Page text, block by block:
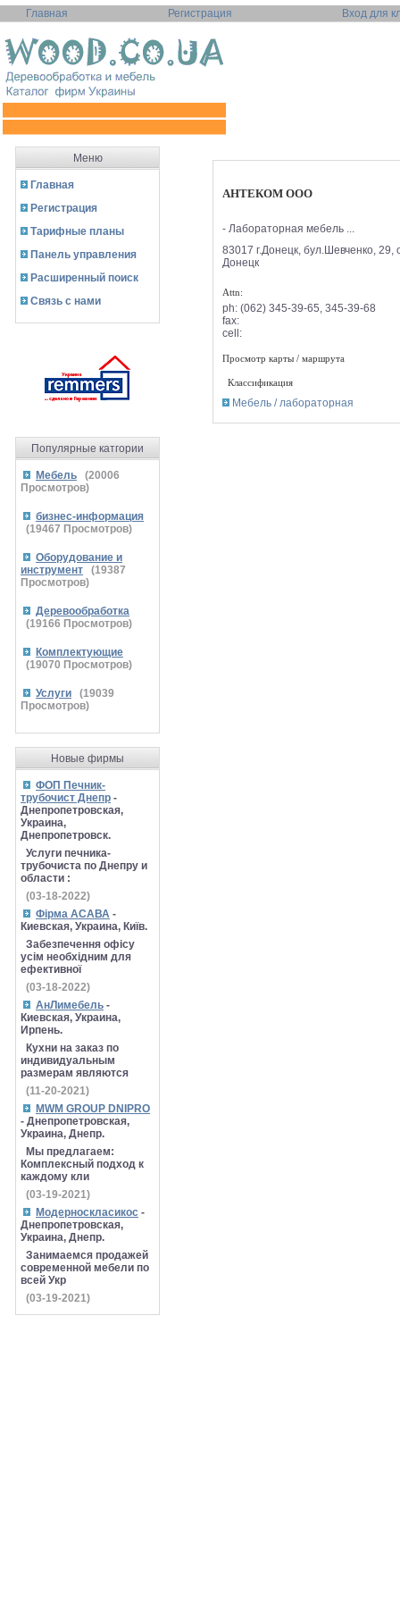
Главная Регистрация Вход для
Меню
Главная
Регистрация
Тарифные планы
Панель управления
Расширенный поиск
Связь с нами
Популярные катгории
Мебель (20006
Просмотров)
бизнес-информация
(19467 Просмотров)
Оборудование и
инструмент
(19387
Просмотров)
Деревообработка
(19166 Просмотров)
Комплектующие
(19070 Просмотров)
Услуги (19039
Просмотров)
Новые фирмы
ФОП Печник-
трубочист Днепр -
Днепропетровская,
Украина,
Днепропетровск.
Услуги печника-
трубочиста по Днепру и
области :
(03-18-2022)
Фірма АСАВА -
Киевская, Украина, Київ.
Забезпечення офісу
усім необхідним для
ефективної
(03-18-2022)
АнЛимебель -
Киевская, Украина,
Ирпень.
Кухни на заказ по
индивидуальным
размерам являются
(11-20-2021)
MWM GROUP DNIPRO
- Днепропетровская,
Украина, Днепр.
Мы предлагаем:
Комплексный подход к
каждому кли
(03-19-2021)
Модерноскласикос -
Днепропетровская,
Украина, Днепр.
Занимаемся продажей
современной мебели по
всей Укр
(03-19-2021)
АНТЕКОМ ООО
- Лабораторная мебель ...
83017 г.Донецк, бул.Шевченко, 29,
Донецк
Attn:
ph: (062) 345-39-65, 345-39-68
fax:
cell:
Просмотр карты / маршрута
Классификация
Мебель / лабораторная